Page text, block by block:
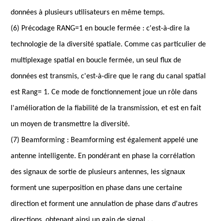
données à plusieurs utilisateurs en même temps.
(6) Précodage RANG=1 en boucle fermée : c'est-à-dire la
technologie de la diversité spatiale. Comme cas particulier de
multiplexage spatial en boucle fermée, un seul flux de
données est transmis, c'est-à-dire que le rang du canal spatial
est Rang= 1. Ce mode de fonctionnement joue un rôle dans
l'amélioration de la fiabilité de la transmission, et est en fait
un moyen de transmettre la diversité.
(7) Beamforming : Beamforming est également appelé une
antenne intelligente. En pondérant en phase la corrélation
des signaux de sortie de plusieurs antennes, les signaux
forment une superposition en phase dans une certaine
direction et forment une annulation de phase dans d'autres